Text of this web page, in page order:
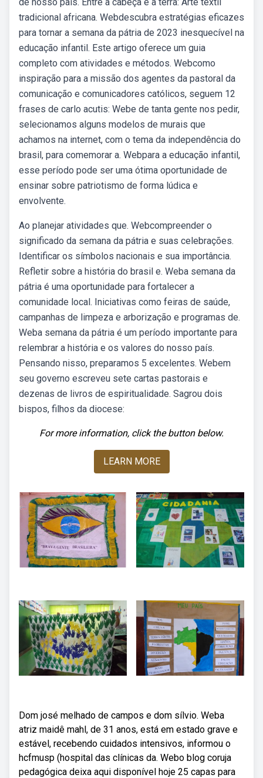
tradicional africana. Webdescubra estratégias eficazes
para tornar a semana da pátria de 2023 inesquecível na
educação infantil. Este artigo oferece um guia
completo com atividades e métodos. Webcomo
inspiração para a missão dos agentes da pastoral da
comunicação e comunicadores católicos, seguem 12
frases de carlo acutis: Webe de tanta gente nos pedir,
selecionamos alguns modelos de murais que
achamos na internet, com o tema da independência do
brasil, para comemorar a. Webpara a educação infantil,
esse período pode ser uma ótima oportunidade de
ensinar sobre patriotismo de forma lúdica e
envolvente.
Ao planejar atividades que. Webcompreender o
significado da semana da pátria e suas celebrações.
Identificar os símbolos nacionais e sua importância.
Refletir sobre a história do brasil e. Weba semana da
pátria é uma oportunidade para fortalecer a
comunidade local. Iniciativas como feiras de saúde,
campanhas de limpeza e arborização e programas de.
Weba semana da pátria é um período importante para
relembrar a história e os valores do nosso país.
Pensando nisso, preparamos 5 excelentes. Webem
seu governo escreveu sete cartas pastorais e
dezenas de livros de espiritualidade. Sagrou dois
bispos, filhos da diocese:
For more information, click the button below.
LEARN MORE
Dom josé melhado de campos e dom sílvio. Weba
atriz maidê mahl, de 31 anos, está em estado grave e
estável, recebendo cuidados intensivos, informou o
hcfmusp (hospital das clínicas da. Webo blog coruja
pedagógica deixa aqui disponível hoje 25 capas para